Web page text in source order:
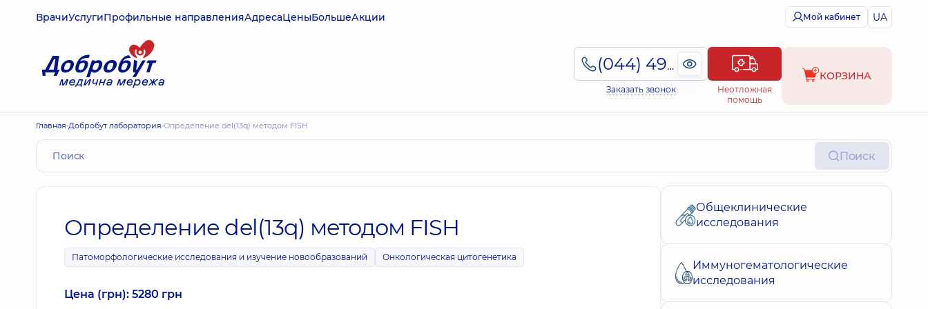
ВрачиУслугиПрофильные направленияАдресаЦеныБольшеАкции Мой кабинет UA
(044) 495-2-888
Заказать звонок
Неотложная
помощь
КОРЗИНА
Главная Добробут лаборатория Определение del(13q) методом FISH
Поиск
Определение del(13q) методом FISH
Патоморфологические исследования и изучение новообразований Онкологическая цитогенетика
Цена (грн): 5280 грн
Общеклинические
исследования
Иммуногематологические
исследования